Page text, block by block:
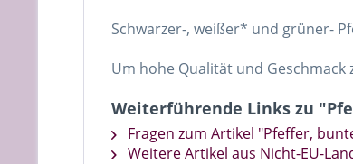
Schwarzer-, weißer* und grüner-
Um hohe Qualität und
Weiterführende Links zu
Fragen zum Artikel "Pfeffer,
Weitere Artikel aus Nicht-EU-